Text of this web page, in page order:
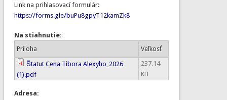
Link na prihlasovací formulár:
https://forms.gle/buPu8gpyT12kamZk8
Na stiahnutie:
Príloha
Veľkosť
Štatut Cena Tibora Alexyho_2026
(1).pdf
237.14
KB
Adresa: